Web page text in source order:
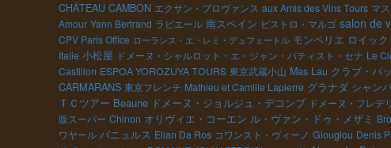
CHÂTEAU CAMBON エクサン・プロヴァンス aux Amis des Vins Tours マ
Amour Yann Bertrand ラピエール 南スペイン ビストロ・マルゴ salon de
CPV Paris Office ローランス・エ・レミ・デュフェートル モンペリエ ロイッ
Italie 小松屋 ドメーヌ・シャルロット・エ・ジャン・バティスト・セナ Le
Castillon ESPOA YOROZUYA TOURS 東京武蔵小山 Mas Lau クラブ・パ
CARMARANS 東京フレンチ Mathieu et Camille Lapierre グラナダ シャン
ＴＣツアー Beaune ドメーヌ・ジョルジュ・デコンブ ドメーヌ・フレデ
販スーパー Chinon オリヴィエ・コーエン ル・ヴァン・ドゥ・メザミ
ワヤール バニュルス Elian Da Ros コワンスト・ヴィーノ Glouglou Denis